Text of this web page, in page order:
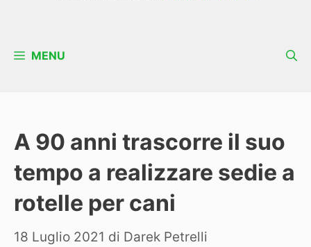
MENU
A 90 anni trascorre il suo
tempo a realizzare sedie a
rotelle per cani
18 Luglio 2021 di Darek Petrelli